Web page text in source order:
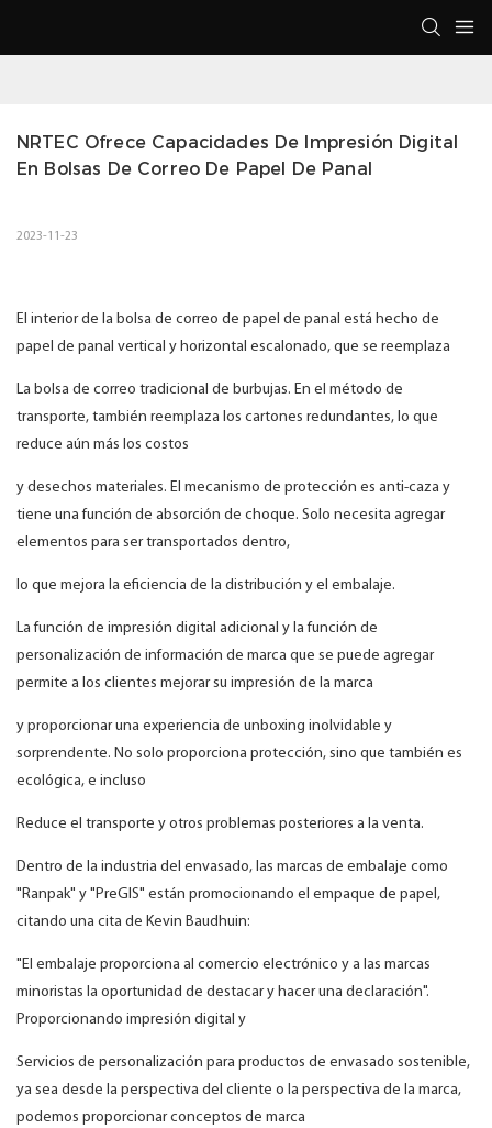
NRTEC Ofrece Capacidades De Impresión Digital
En Bolsas De Correo De Papel De Panal
2023-11-23
El interior de la bolsa de correo de papel de panal está hecho de
papel de panal vertical y horizontal escalonado, que se reemplaza
La bolsa de correo tradicional de burbujas. En el método de
transporte, también reemplaza los cartones redundantes, lo que
reduce aún más los costos
y desechos materiales. El mecanismo de protección es anti-caza y
tiene una función de absorción de choque. Solo necesita agregar
elementos para ser transportados dentro,
lo que mejora la eficiencia de la distribución y el embalaje.
La función de impresión digital adicional y la función de
personalización de información de marca que se puede agregar
permite a los clientes mejorar su impresión de la marca
y proporcionar una experiencia de unboxing inolvidable y
sorprendente. No solo proporciona protección, sino que también es
ecológica, e incluso
Reduce el transporte y otros problemas posteriores a la venta.
Dentro de la industria del envasado, las marcas de embalaje como
"Ranpak" y "PreGIS" están promocionando el empaque de papel,
citando una cita de Kevin Baudhuin:
"El embalaje proporciona al comercio electrónico y a las marcas
minoristas la oportunidad de destacar y hacer una declaración".
Proporcionando impresión digital y
Servicios de personalización para productos de envasado sostenible,
ya sea desde la perspectiva del cliente o la perspectiva de la marca,
podemos proporcionar conceptos de marca